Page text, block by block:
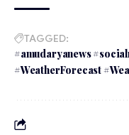
TAGGED:
#amudaryanews
#WeatherForecast